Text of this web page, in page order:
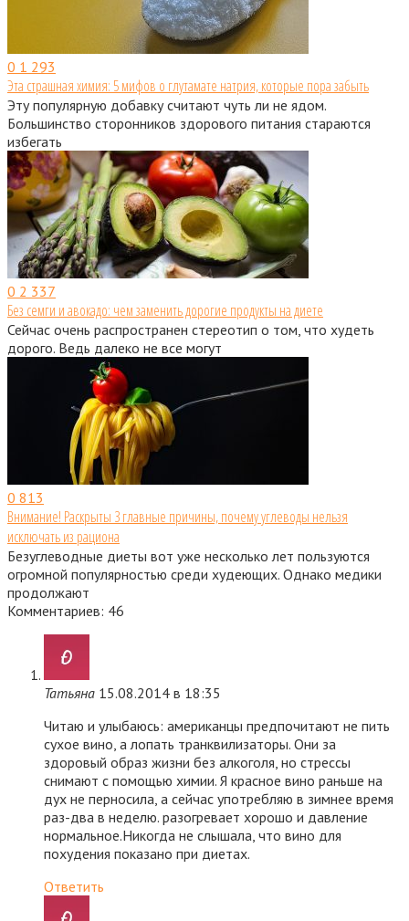
0 1 293
Эта страшная химия: 5 мифов о глутамате натрия, которые пора забыть
Эту популярную добавку считают чуть ли не ядом.
Большинство сторонников здорового питания стараются
избегать
0 2 337
Без семги и авокадо: чем заменить дорогие продукты на диете
Сейчас очень распространен стереотип о том, что худеть
дорого. Ведь далеко не все могут
0 813
Внимание! Раскрыты 3 главные причины, почему углеводы нельзя
исключать из рациона
Безуглеводные диеты вот уже несколько лет пользуются
огромной популярностью среди худеющих. Однако медики
продолжают
Комментариев: 46
Татьяна 15.08.2014 в 18:35
Читаю и улыбаюсь: американцы предпочитают не пить
сухое вино, а лопать транквилизаторы. Они за
здоровый образ жизни без алкоголя, но стрессы
снимают с помощью химии. Я красное вино раньше на
дух не перносила, а сейчас употребляю в зимнее время
раз-два в неделю. разогревает хорошо и давление
нормальное.Никогда не слышала, что вино для
похудения показано при диетах.
Ответить